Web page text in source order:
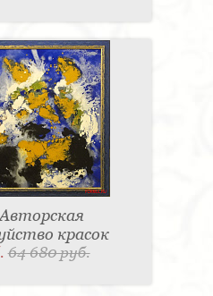
красок
64 680 руб.